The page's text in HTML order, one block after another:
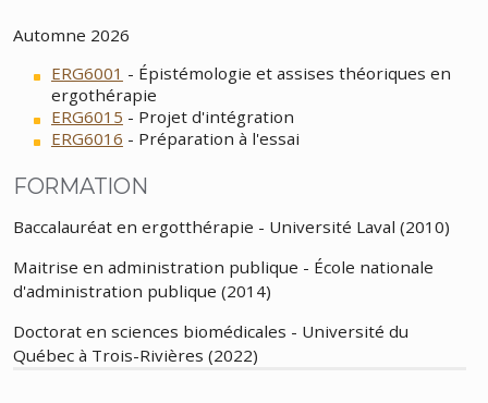
Automne 2026
ERG6001 - Épistémologie et assises théoriques en
ergothérapie
ERG6015 - Projet d'intégration
ERG6016 - Préparation à l'essai
FORMATION
Baccalauréat en ergotthérapie - Université Laval (2010)
Maitrise en administration publique - École nationale
d'administration publique (2014)
Doctorat en sciences biomédicales - Université du
Québec à Trois-Rivières (2022)